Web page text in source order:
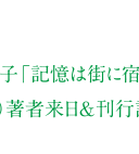
「記憶は街に宿
著者来日＆刊